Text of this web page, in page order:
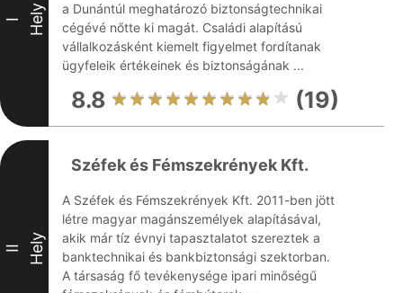
I Hely
a Dunántúl meghatározó biztonságtechnikai
cégévé nőtte ki magát. Családi alapítású
vállalkozásként kiemelt figyelmet fordítanak
ügyfeleik értékeinek és biztonságának ...
8.8 (19)
II Hely
Széfek és Fémszekrények Kft.
A Széfek és Fémszekrények Kft. 2011-ben jött
létre magyar magánszemélyek alapításával,
akik már tíz évnyi tapasztalatot szereztek a
banktechnikai és bankbiztonsági szektorban.
A társaság fő tevékenysége ipari minőségű